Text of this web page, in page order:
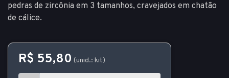
pedras de zircônia em 3 tamanhos, cravejados em chatão
de cálice.
R$ 55,80 (unid.: kit)